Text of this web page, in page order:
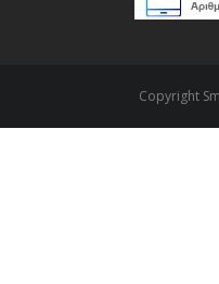
Copyright